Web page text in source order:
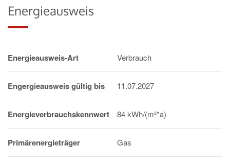
Energieausweis
Energieausweis-Art Verbrauch
Engergieausweis gültig bis 11.07.2027
Energieverbrauchskennwert 84 kWh/(m²*a)
Primärenergieträger Gas